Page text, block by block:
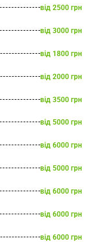
від 2500 грн
від 3000 грн
від 1800 грн
від 2000 грн
від 3500 грн
від 5000 грн
від 6000 грн
від 5000 грн
від 6000 грн
від 6000 грн
від 6000 грн